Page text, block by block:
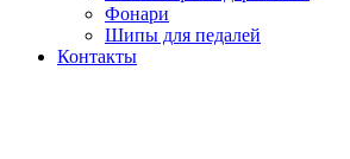
Фонари
Шипы для педалей
Контакты